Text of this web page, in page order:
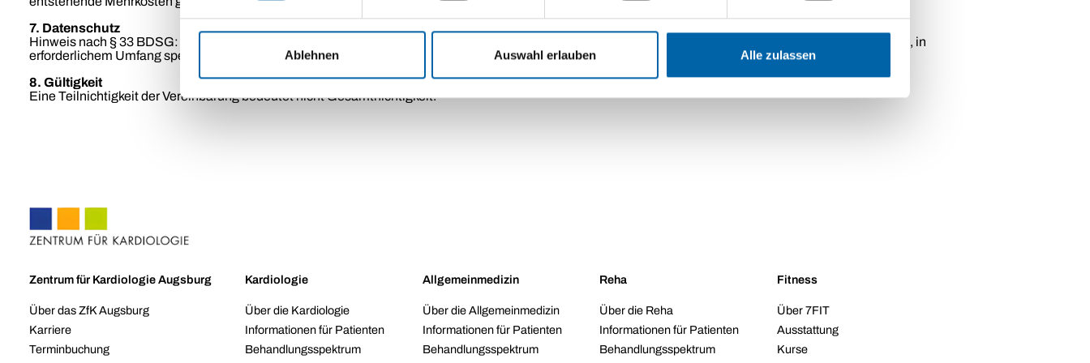
Ablehnen Auswahl erlauben Alle zulassen
7. Datenschutz
Hinweis nach § 33 BDSG: Es wird darauf hingewiesen, dass das Studio Daten, die sich aus den Vertragsunterlagen oder der Vertragsdurchführung ergeben, in
erforderlichem Umfang speichert.
8. Gültigkeit
Eine Teilnichtigkeit der Vereinbarung bedeutet nicht Gesamtnichtigkeit.
Zentrum für Kardiologie Augsburg
Über das ZfK Augsburg
Karriere
Terminbuchung
Kardiologie
Über die Kardiologie
Informationen für Patienten
Behandlungsspektrum
Allgemeinmedizin
Über die Allgemeinmedizin
Informationen für Patienten
Behandlungsspektrum
Reha
Über die Reha
Informationen für Patienten
Behandlungsspektrum
Fitness
Über 7FIT
Ausstattung
Kurse